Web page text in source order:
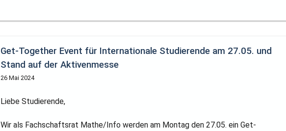
Get-Together Event für Internationale Studierende am 27.05. und
Stand auf der Aktivenmesse
26 Mai 2024
Liebe Studierende,
Wir als Fachschaftsrat Mathe/Info werden am Montag den 27.05. ein Get-